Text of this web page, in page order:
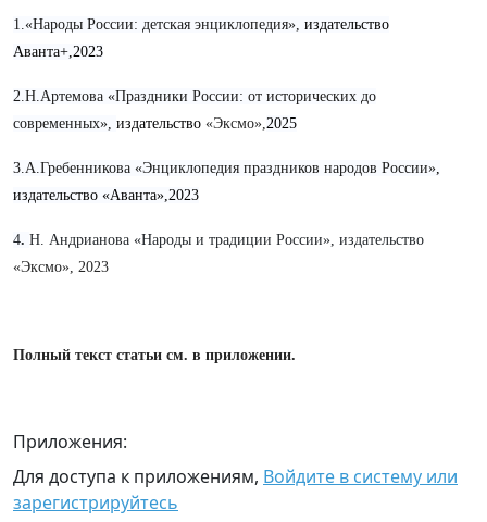
1.«Народы России: детская энциклопедия», издательство
Аванта+,2023
2.Н.Артемова «Праздники России: от исторических до
современных», издательство «Эксмо»,2025
3.А.Гребенникова «Энциклопедия праздников народов России»,
издательство «Аванта»,2023
4. Н. Андрианова «Народы и традиции России», издательство
«Эксмо», 2023
Полный текст статьи см. в приложении.
Приложения:
Для доступа к приложениям, Войдите в систему или
зарегистрируйтесь